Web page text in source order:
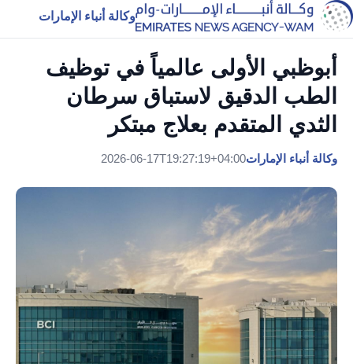
وكالة أنباء الإمارات
أبوظبي الأولى عالمياً في توظيف
الطب الدقيق لاستباق سرطان
الثدي المتقدم بعلاج مبتكر
وكالة أنباء الإمارات2026-06-17T19:27:19+04:00